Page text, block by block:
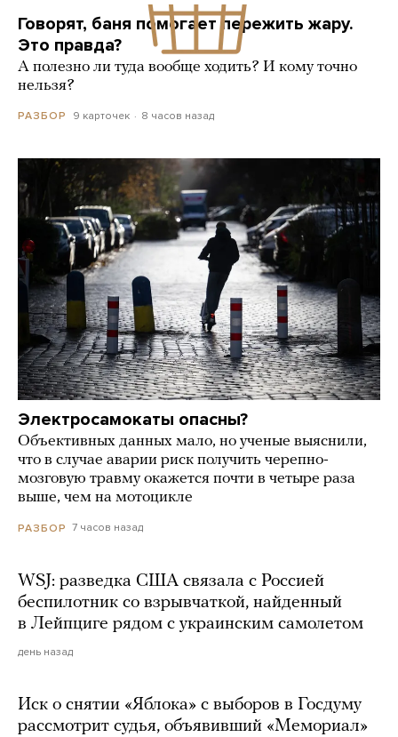
Говорят, баня помогает пережить жару.
Это правда?
А полезно ли туда вообще ходить? И кому точно
нельзя?
РАЗБОР 9 карточек 8 часов назад
Электросамокаты опасны?
Объективных данных мало, но ученые выяснили,
что в случае аварии риск получить черепно-
мозговую травму окажется почти в четыре раза
выше, чем на мотоцикле
РАЗБОР 7 часов назад
WSJ: разведка США связала с Россией
беспилотник со взрывчаткой, найденный
в Лейпциге рядом с украинским самолетом
день назад
Иск о снятии «Яблока» с выборов в Госдуму
рассмотрит судья, объявивший «Мемориал»